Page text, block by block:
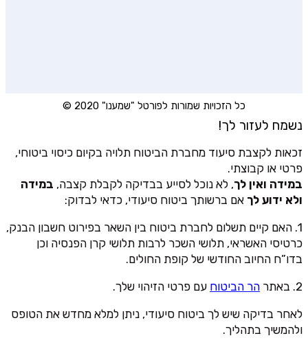
כל הזכויות שמורות לפורטל "שמענו" 2020 ©
נשמח לעזור לך!
זכאות לקצבת סיעוד מחברת הביטוח תלויה בקיום כיסוי ביטוחי,
פרטי או קבוצתי.
במידה ואין לך, לא נוכל לסייע בבדיקה לקבלת קצבה, במידה
ולא ידוע לך אם ברשותך ביטוח סיעודי, כדאי לבדוק:
1. האם קיים תשלום לחברת ביטוח בין השאר בפירוט חשבון הבנק,
כרטיסי האשראי, תלושי השכר לרבות תלושי קרן הפנסיה וכן
בדו”ח החיוב החודשי של קופת החולים.
2. באתר
הר הביטוח עם פרטי הזיהוי שלך.
לאחר בדיקה שיש לך ביטוח סיעודי, ניתן למלא מחדש את הטופס
ולהמשיך בתהליך.